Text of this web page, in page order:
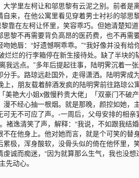
学里左柯让和邬思黎有云泥之别。前者
来，在他公寓里看见穿着男士衬衫的邬思
靠在左柯让怀里，笑容乖巧。但她清楚知
黎不再需要背负高昂的医药费，也不再需
唇：“好遗憾啊乖乖。”“我好像并没有给
烂的行李箱停在新生接待处。缺了半块
远点。”多年后提起往事，陆明霁沉着一
手。路琼远赴国外，走得潇洒。陆明霁成
，朋友载着醉酒发疯的陆明霁前往路琼公
艳大小姐x傲慢矜贵大佬」「双豪门不破
不经心抽一根烟。就是那晚，颜控如她，
无不可应了声。-一周后，父母安排的相
褚逸清笑了声，解释：“我说，不如跟我结
在他身上。他对她而言，就是个可笑的替
极，浑身酸软，没骨头似的倚在他怀里，
诚而痴迷，“因为就算那么生气，我也没
动心。